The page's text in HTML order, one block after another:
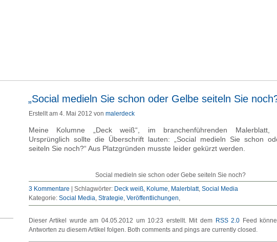
„Social medieln Sie schon oder Gelbe seiteln Sie
Erstellt am 4. Mai 2012 von malerdeck
Meine Kolumne „Deck weiß“, im branchenführenden Malerblatt,
Ursprünglich sollte die Überschrift lauten: „Social medieln Sie schon
seiteln Sie noch?“ Aus Platzgründen musste leider gekürzt werden.
Social medieln sie schon oder Gebe seiteln Sie noch?
3 Kommentare
Schlagwörter: Deck weiß, Kolume, Malerblatt, Social Media
Kategorie: Social Media Strategie Veröffentlichungen
Dieser Artikel wurde am 04.05.2012 um 10:23 erstellt. Mit dem RSS 2.0 Feed
Antworten zu diesem Artikel folgen. Both comments and pings are currently closed.